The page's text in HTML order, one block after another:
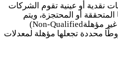
نقدية أو عينية تقوم الشركات
أو المحتجزة، ويتم
غير مؤهلة(Non-Qualified
محددة تجعلها مؤهلة لمعدلات